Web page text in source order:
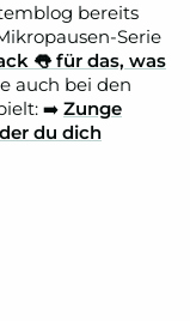
bereits
Serie
👅 für das, was
auch bei den
➡️ Zunge
du dich